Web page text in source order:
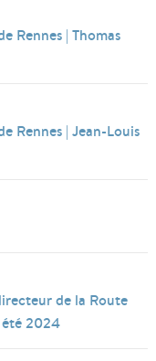
Rennes | Thomas
Rennes | Jean-Louis
de la Route
2024